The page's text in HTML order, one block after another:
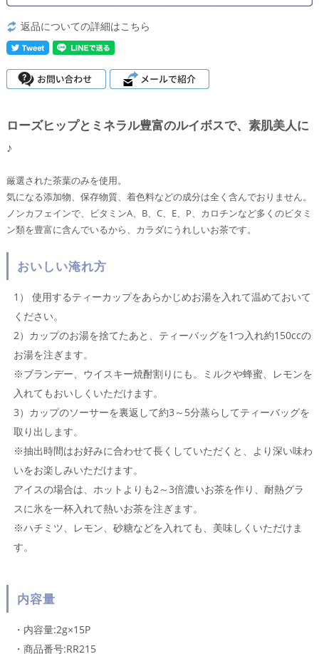
返品についての詳細はこちら
ローズヒップとミネラル豊富のルイボスで、素肌美人に
♪
厳選された茶葉のみを使用。
気になる添加物、保存物質、着色料などの成分は全く含んでおりません。
ノンカフェインで、ビタミンA、B、C、E、P、カロチンなど多くのビタミ
ン類を豊富に含んでいるから、カラダにうれしいお茶です。
おいしい淹れ方
1） 使用するティーカップをあらかじめお湯を入れて温めておいて
ください。
2）カップのお湯を捨てたあと、ティーバッグを1つ入れ約150ccの
お湯を注ぎます。
※ブランデー、ウイスキー焼酎割りにも。ミルクや蜂蜜、レモンを
入れてもおいしくいただけます。
3）カップのソーサーを裏返して約3～5分蒸らしてティーバッグを
取り出します。
※抽出時間はお好みに合わせて長くしていただくと、より深い味わ
いをお楽しみいただけます。
アイスの場合は、ホットよりも2～3倍濃いお茶を作り、耐熱グラ
スに氷を一杯入れて熱いお茶を注ぎます。
※ハチミツ、レモン、砂糖などを入れても、美味しくいただけま
す。
内容量
・内容量:2g×15P
・商品番号:RR215